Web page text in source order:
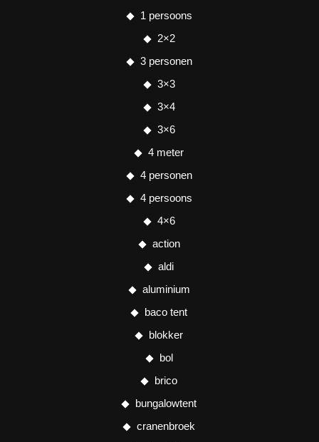
1 persoons
2×2
3 personen
3×3
3×4
3×6
4 meter
4 personen
4 persoons
4×6
action
aldi
aluminium
baco tent
blokker
bol
brico
bungalowtent
cranenbroek